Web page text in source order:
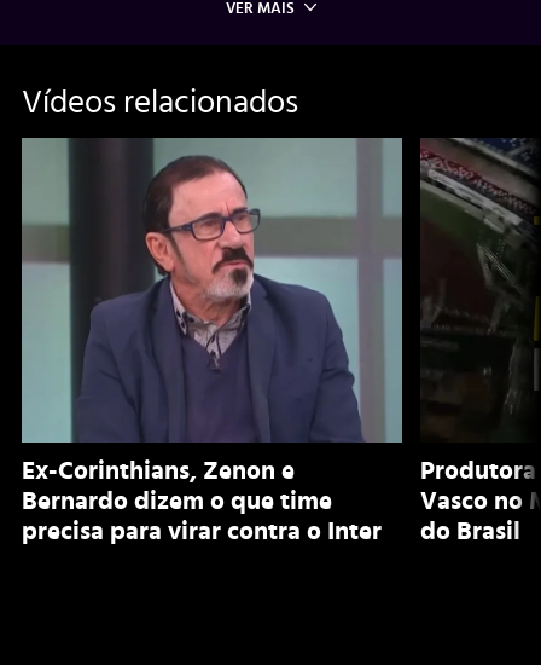
VER MAIS
Vídeos relacionados
Ex-Corinthians, Zenon e
Bernardo dizem o que time
precisa para virar contra o Inter
Produtora
Vasco no
do Brasil